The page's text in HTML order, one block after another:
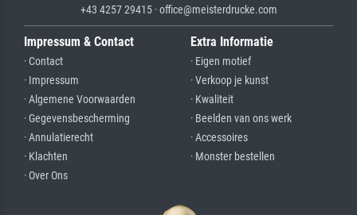
+43 4257 29415 · office@meisterdrucke.com
Impressum & Contact
· Contact
· Impressum
· Algemene Voorwaarden
· Gegevensbescherming
· Annulatierecht
· Klachten
· Over Ons
Extra Informatie
· Eigen motief
· Verkoop je kunst
· Kwaliteit
· Beelden van ons werk
· Accessoires
· Monster bestellen